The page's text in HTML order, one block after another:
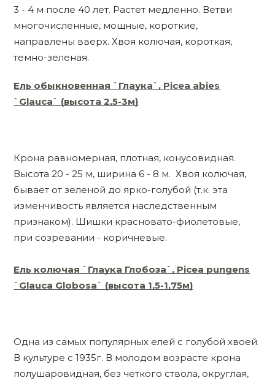
3 - 4 м после 40 лет. Растет медленно. Ветви
многочисленные, мощные, короткие,
направлены вверх. Хвоя колючая, короткая,
темно-зеленая.
Ель обыкновенная `Глаука`, Picea abies
`Glauca` (высота 2,5-3м)
Крона равномерная, плотная, конусовидная.
Высота 20 - 25 м, ширина 6 - 8 м. Хвоя колючая,
бывает от зеленой до ярко-голубой (т.к. эта
изменчивость является наследственным
признаком). Шишки красновато-фиолетовые,
при созревании - коричневые.
Ель колючая `Глаука Глобоза`, Picea pungens
`Glauca Globosa` (высота 1,5-1,75м)
Одна из самых популярных елей с голубой хвоей.
В культуре с 1935г. В молодом возрасте крона
полушаровидная, без четкого ствола, округлая,